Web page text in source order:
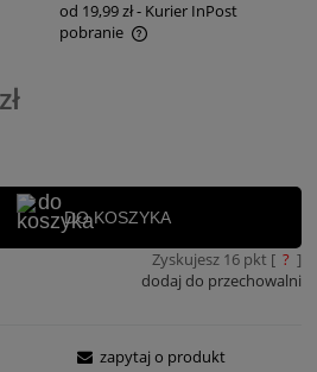
od 19,99 zł- Kurier InPost
pobranie
kosztów płatności
DO KOSZYKA
Zyskujesz 16pkt [ ? ]
dodaj do przechowalni
zapytaj o produkt